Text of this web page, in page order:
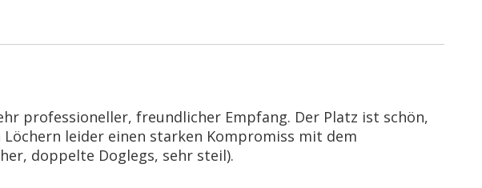
professioneller, freundlicher Empfang. Der Platz ist schön,
leider einen starken Kompromiss mit dem
doppelte Doglegs, sehr steil).